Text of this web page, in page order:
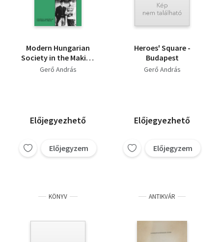
Modern Hungarian
Society in the Making
(dedikált)
Gerő András
Előjegyezhető
Előjegyzem
Heroes' Square -
Budapest
Gerő András
Előjegyezhető
Előjegyzem
KÖNYV ANTIKVÁR